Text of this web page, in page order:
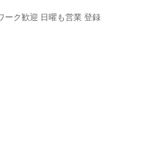
ーク歓迎 日曜も営業 登録